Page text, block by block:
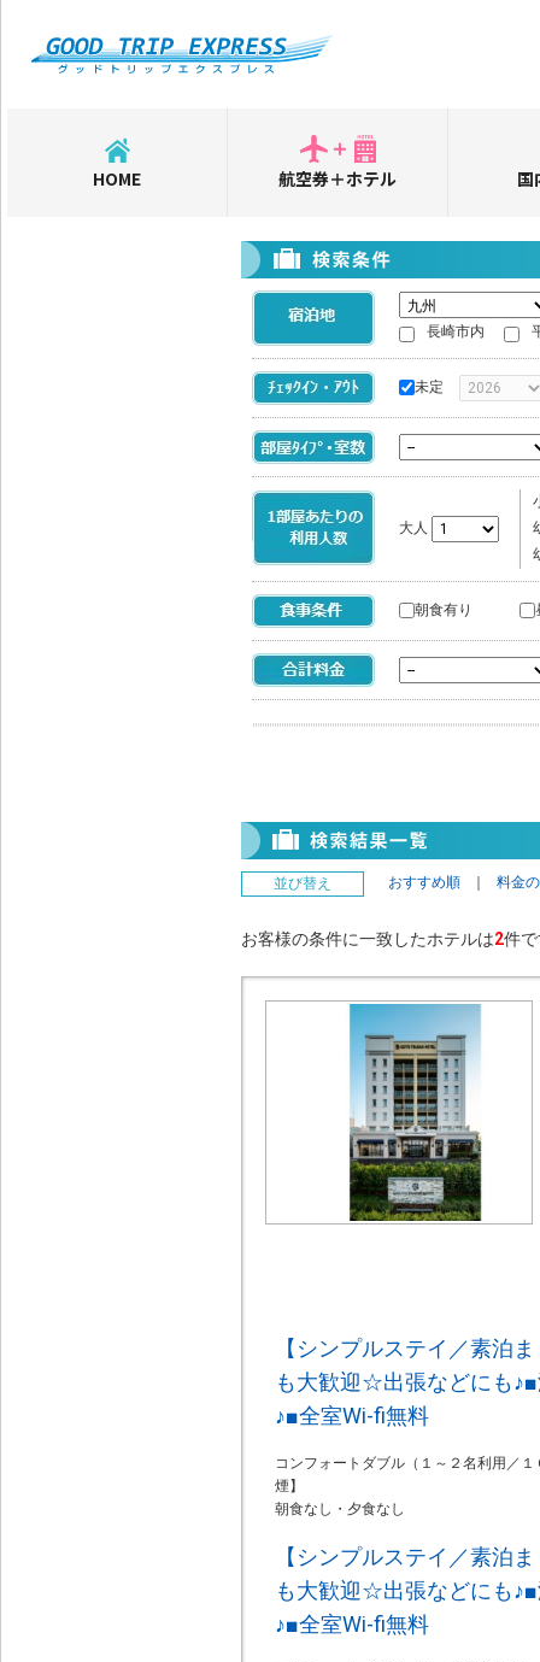
HOME 航空券＋ホテル 国
長崎市内
未定
大人
朝食有り
並び替え おすすめ順 料金
お客様の条件に一致したホテルは2件
【シンプルステイ／素泊
も大歓迎☆出張などにも
♪■全室Wi-fi無料
コンフォートダブル（１～２名利用／１
煙】
朝食なし・夕食なし
【シンプルステイ／素泊
も大歓迎☆出張などにも
♪■全室Wi-fi無料